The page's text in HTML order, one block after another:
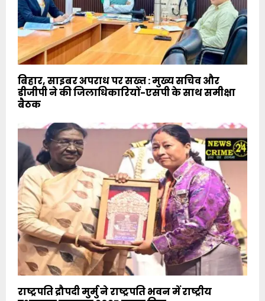
बिहार, साइबर अपराध पर सख्त : मुख्य सचिव और
डीजीपी ने की जिलाधिकारियों-एसपी के साथ समीक्षा
बैठक
राष्ट्रपति द्रौपदी मुर्मु ने राष्ट्रपति भवन में राष्ट्रीय